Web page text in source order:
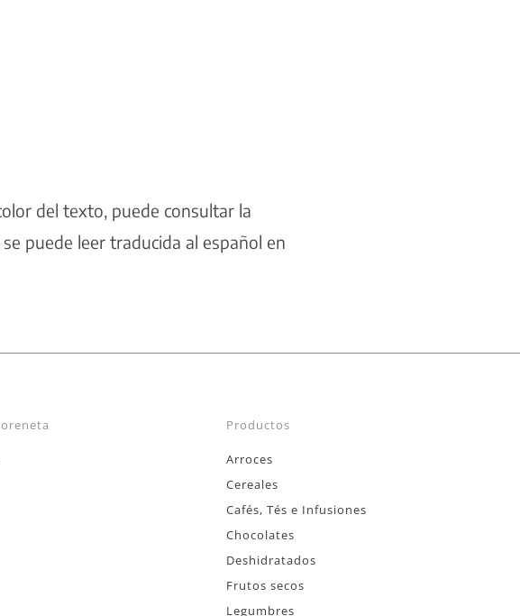
del texto, puede consultar la
se puede leer traducida al español en
Productos
Arroces
Cereales
Cafés, Tés e Infusiones
Chocolates
Deshidratados
Frutos secos
Legumbres